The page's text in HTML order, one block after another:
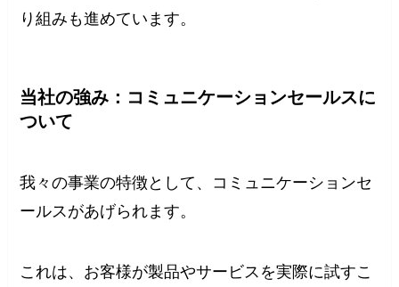
り組みも進めています。
当社の強み：コミュニケーションセールスに
ついて
我々の事業の特徴として、コミュニケーションセ
ールスがあげられます。
これは、お客様が製品やサービスを実際に試すこ